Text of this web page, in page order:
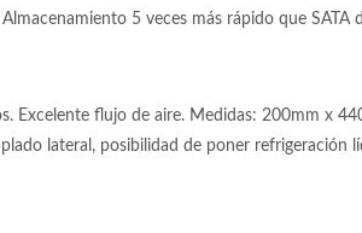
5 veces más rápido que
Excelente flujo de aire. Medidas: 200mm x
lateral, posibilidad de poner